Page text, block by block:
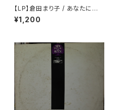
【LP】倉田まり子 / あなたにめぐ
り逢えて・・・・
¥1,200